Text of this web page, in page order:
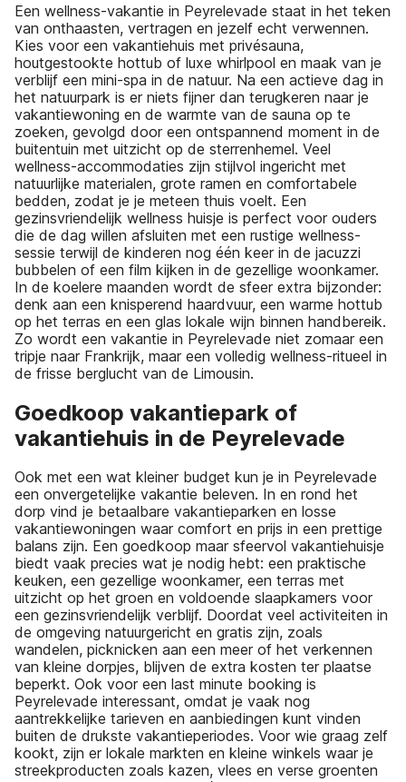
Een wellness-vakantie in Peyrelevade staat in het teken
van onthaasten, vertragen en jezelf echt verwennen.
Kies voor een vakantiehuis met privésauna,
houtgestookte hottub of luxe whirlpool en maak van je
verblijf een mini-spa in de natuur. Na een actieve dag in
het natuurpark is er niets fijner dan terugkeren naar je
vakantiewoning en de warmte van de sauna op te
zoeken, gevolgd door een ontspannend moment in de
buitentuin met uitzicht op de sterrenhemel. Veel
wellness-accommodaties zijn stijlvol ingericht met
natuurlijke materialen, grote ramen en comfortabele
bedden, zodat je je meteen thuis voelt. Een
gezinsvriendelijk wellness huisje is perfect voor ouders
die de dag willen afsluiten met een rustige wellness-
sessie terwijl de kinderen nog één keer in de jacuzzi
bubbelen of een film kijken in de gezellige woonkamer.
In de koelere maanden wordt de sfeer extra bijzonder:
denk aan een knisperend haardvuur, een warme hottub
op het terras en een glas lokale wijn binnen handbereik.
Zo wordt een vakantie in Peyrelevade niet zomaar een
tripje naar Frankrijk, maar een volledig wellness-ritueel in
de frisse berglucht van de Limousin.
Goedkoop vakantiepark of
vakantiehuis in de Peyrelevade
Ook met een wat kleiner budget kun je in Peyrelevade
een onvergetelijke vakantie beleven. In en rond het
dorp vind je betaalbare vakantieparken en losse
vakantiewoningen waar comfort en prijs in een prettige
balans zijn. Een goedkoop maar sfeervol vakantiehuisje
biedt vaak precies wat je nodig hebt: een praktische
keuken, een gezellige woonkamer, een terras met
uitzicht op het groen en voldoende slaapkamers voor
een gezinsvriendelijk verblijf. Doordat veel activiteiten in
de omgeving natuurgericht en gratis zijn, zoals
wandelen, picknicken aan een meer of het verkennen
van kleine dorpjes, blijven de extra kosten ter plaatse
beperkt. Ook voor een last minute booking is
Peyrelevade interessant, omdat je vaak nog
aantrekkelijke tarieven en aanbiedingen kunt vinden
buiten de drukste vakantieperiodes. Voor wie graag zelf
kookt, zijn er lokale markten en kleine winkels waar je
streekproducten zoals kazen, vlees en verse groenten